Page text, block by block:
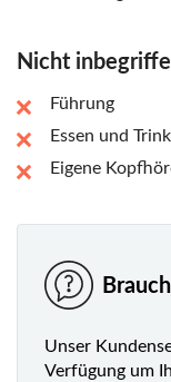
Nicht
Führung
Essen und
Eigene
Unser
Verfügung um